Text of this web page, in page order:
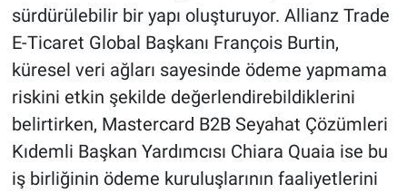
sürdürülebilir bir yapı oluşturuyor. Allianz Trade
E-Ticaret Global Başkanı François Burtin,
küresel veri ağları sayesinde ödeme yapmama
riskini etkin şekilde değerlendirebildiklerini
belirtirken, Mastercard B2B Seyahat Çözümleri
Kıdemli Başkan Yardımcısı Chiara Quaia ise bu
iş birliğinin ödeme kuruluşlarının faaliyetlerini